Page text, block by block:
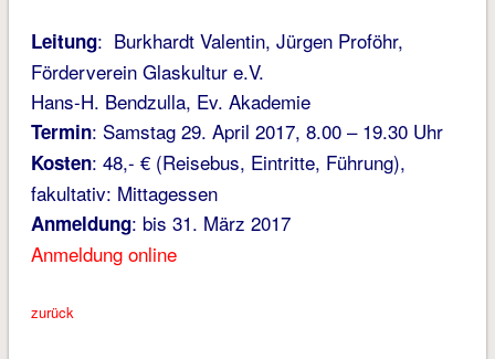
Leitung: Burkhardt Valentin, Jürgen Proföhr,
Förderverein Glaskultur e.V.
Hans-H. Bendzulla, Ev. Akademie
Termin: Samstag 29. April 2017, 8.00 – 19.30 Uhr
Kosten: 48,- € (Reisebus, Eintritte, Führung),
fakultativ: Mittagessen
Anmeldung: bis 31. März 2017
Anmeldung online
zurück